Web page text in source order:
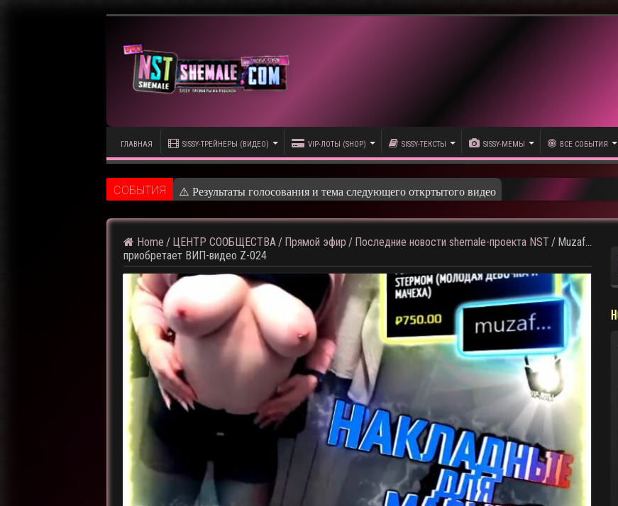
ГЛАВНАЯ SISSY-ТРЕЙНЕРЫ (ВИДЕО) VIP-ЛОТЫ (SHOP) SISSY-ТЕКСТЫ SISSY-МЕМЫ ВСЕ СОБЫТИЯ
CОБЫТИЯ ⚠️ Результаты голосования и тема следующего откртытого видео
Home / ЦЕНТР СООБЩЕСТВА / Прямой эфир / Последние новости shemale-проекта NST / Muzaf…
приобретает ВИП-видео Z-024